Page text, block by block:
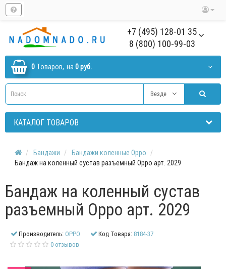
+7 (495) 128-01 35
8 (800) 100-99-03
0 Tоваров, на 0 руб.
Везде
КАТАЛОГ ТОВАРОВ
Бандажи
Бандажи коленные Oppo
Бандаж на коленный сустав разъемный Oppo арт. 2029
Бандаж на коленный сустав
разъемный Oppo арт. 2029
Производитель:OPPO Код Товара: 8184-37
0 отзывов